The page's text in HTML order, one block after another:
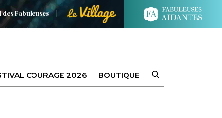
des Fabuleuses
COURAGE 2026 BOUTIQUE